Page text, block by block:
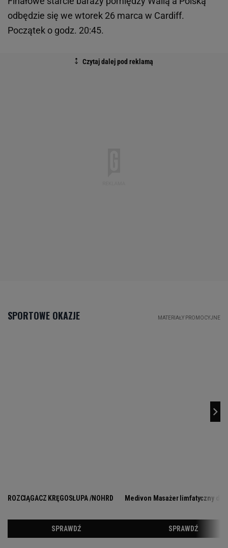
odbędzie się we wtorek 26 marca w Cardiff.
Początek o godz. 20:45.